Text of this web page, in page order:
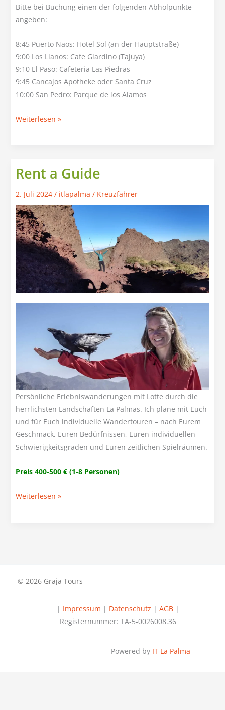
Bitte bei Buchung einen der folgenden Abholpunkte
angeben:
8:45 Puerto Naos: Hotel Sol (an der Hauptstraße)
9:00 Los Llanos: Cafe Giardino (Tajuya)
9:10 El Paso: Cafeteria Las Piedras
9:45 Cancajos Apotheke oder Santa Cruz
10:00 San Pedro: Parque de los Alamos
Do:
Tabak
und
Maronen
Weiterlesen »
Rent a Guide
2. Juli 2024/ itlapalma/ Kreuzfahrer
Persönliche Erlebniswanderungen mit Lotte durch die
herrlichsten Landschaften La Palmas. Ich plane mit Euch
und für Euch individuelle Wandertouren – nach Eurem
Geschmack, Euren Bedürfnissen, Euren individuellen
Schwierigkeitsgraden und Euren zeitlichen Spielräumen.
Preis 400-500 € (1-8 Personen)
Rent
Weiterlesen »
© 2026 Graja Tours
| Impressum | Datenschutz | AGB |
Registernummer: TA-5-0026008.36
Powered by IT La Palma